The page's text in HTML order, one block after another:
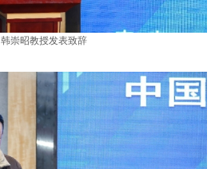
韩崇昭教授发表致辞